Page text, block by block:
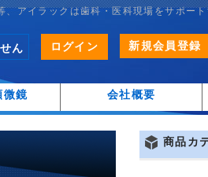
アイラックは歯科・医科現場をサポー
ん ログイン 新規会員登録
微鏡 会社概要
商品カ